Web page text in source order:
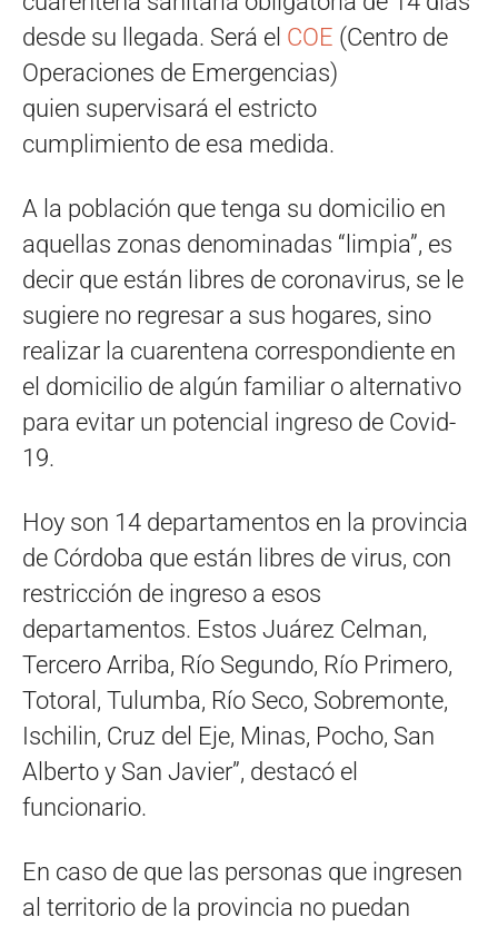
desde su llegada. Será el COE (Centro de
Operaciones de Emergencias)
quien supervisará el estricto
cumplimiento de esa medida.
A la población que tenga su domicilio en
aquellas zonas denominadas “limpia”, es
decir que están libres de coronavirus, se le
sugiere no regresar a sus hogares, sino
realizar la cuarentena correspondiente en
el domicilio de algún familiar o alternativo
para evitar un potencial ingreso de Covid-
19.
Hoy son 14 departamentos en la provincia
de Córdoba que están libres de virus, con
restricción de ingreso a esos
departamentos. Estos Juárez Celman,
Tercero Arriba, Río Segundo, Río Primero,
Totoral, Tulumba, Río Seco, Sobremonte,
Ischilin, Cruz del Eje, Minas, Pocho, San
Alberto y San Javier”, destacó el
funcionario.
En caso de que las personas que ingresen
al territorio de la provincia no puedan